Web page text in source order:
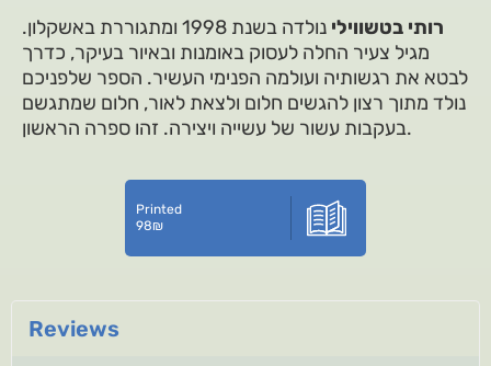
רותי בטשווילי
נולדה בשנת 1998 ומתגוררת באשקלון.
מגיל צעיר החלה לעסוק באומנות ובאיור בעיקר, כדרך
לבטא את רגשותיה ועולמה הפנימי העשיר. הספר שלפניכם
נולד מתוך רצון להגשים חלום ולצאת לאור, חלום שמתגשם
בעקבות עשור של עשייה ויצירה. זהו ספרה הראשון.
Printed
98₪
Reviews